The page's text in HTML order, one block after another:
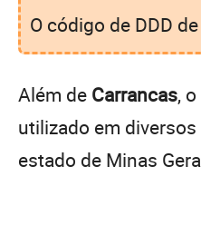
O código de DDD de
Além de Carrancas,
utilizado em
estado de Minas